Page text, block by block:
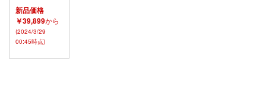
新品価格
￥39,899から
(2024/3/29
00:45時点)